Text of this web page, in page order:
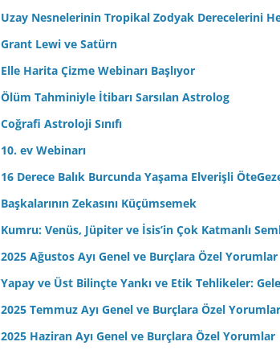
r
i
n
Uzay Nesnelerinin Tropikal Zodyak Derecelerini
Grant Lewi ve Satürn
Elle Harita Çizme Webinarı Başlıyor
Ölüm Tahminiyle İtibarı Sarsılan Astrolog
Coğrafi Astroloji Sınıfı
10. ev Webinarı
16 Derece Balık Burcunda Yaşama Elverişli
Başkalarının Zekasını Küçümsemek
Kumru: Venüs, Jüpiter ve İsis’in Çok Katmanlı
2025 Ağustos Ayı Genel ve Burçlara Özel Yorumlar
Yapay ve Üst Bilinçte Yankı ve Etik Tehlikeler:
2025 Temmuz Ayı Genel ve Burçlara Özel Yorumlar
2025 Haziran Ayı Genel ve Burçlara Özel Yorumlar